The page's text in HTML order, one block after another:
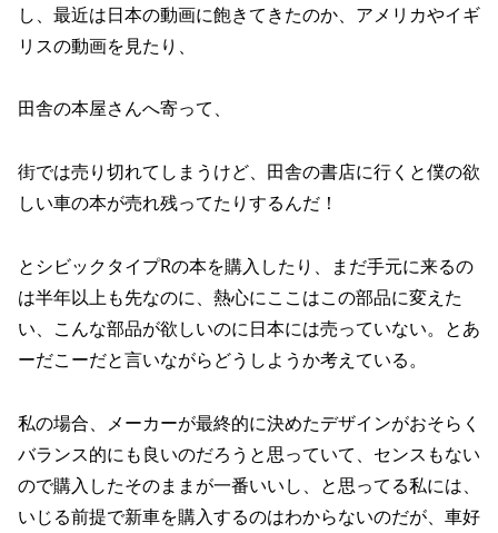
し、最近は日本の動画に飽きてきたのか、アメリカやイギ
リスの動画を見たり、
田舎の本屋さんへ寄って、
街では売り切れてしまうけど、田舎の書店に行くと僕の欲
しい車の本が売れ残ってたりするんだ！
とシビックタイプRの本を購入したり、まだ手元に来るの
は半年以上も先なのに、熱心にここはこの部品に変えた
い、こんな部品が欲しいのに日本には売っていない。とあ
ーだこーだと言いながらどうしようか考えている。
私の場合、メーカーが最終的に決めたデザインがおそらく
バランス的にも良いのだろうと思っていて、センスもない
ので購入したそのままが一番いいし、と思ってる私には、
いじる前提で新車を購入するのはわからないのだが、車好